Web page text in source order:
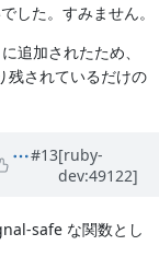
した。すみません。
追加されたため、
残されているだけの
#13[ruby-
dev:49122]
safe な関数とし